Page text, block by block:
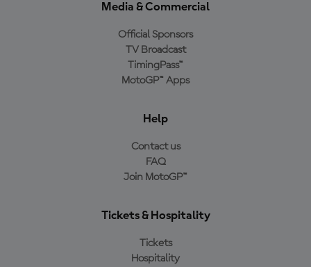
Media & Commercial
Official Sponsors
TV Broadcast
TimingPass™
MotoGP™ Apps
Help
Contact us
FAQ
Join MotoGP™
Tickets & Hospitality
Tickets
Hospitality